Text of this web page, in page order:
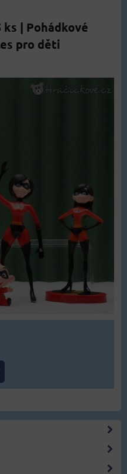
| Pohádkové
pro děti